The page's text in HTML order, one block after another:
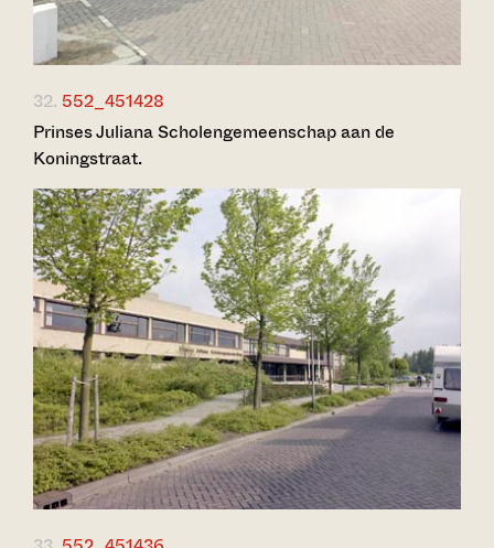
32. 552_451428
Prinses Juliana Scholengemeenschap aan de
Koningstraat.